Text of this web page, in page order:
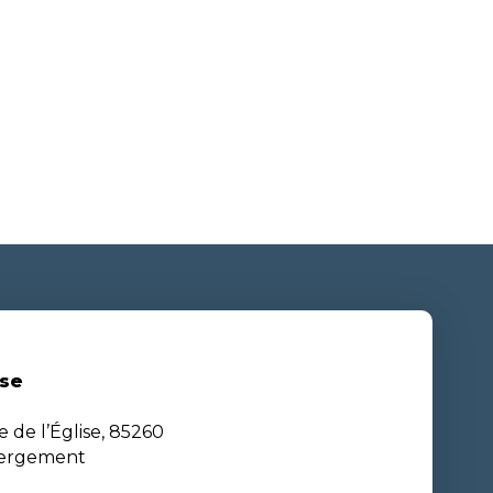
de l’Église, 85260